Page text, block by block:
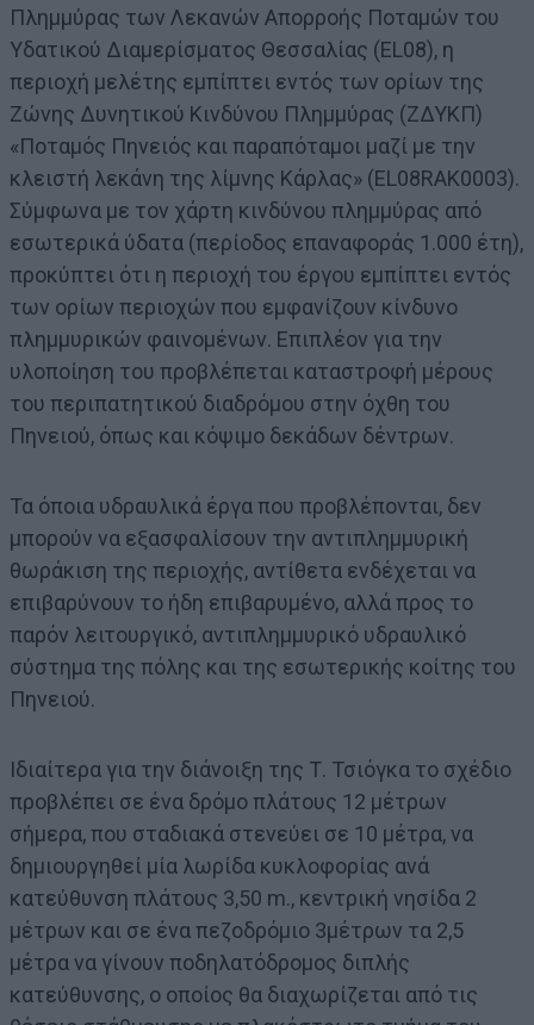
Πλημμύρας των Λεκανών Απορροής Ποταμών του
Υδατικού Διαμερίσματος Θεσσαλίας (EL08), η
περιοχή μελέτης εμπίπτει εντός των ορίων της
Ζώνης Δυνητικού Κινδύνου Πλημμύρας (ΖΔΥΚΠ)
«Ποταμός Πηνειός και παραπόταμοι μαζί με την
κλειστή λεκάνη της λίμνης Κάρλας» (EL08RAK0003).
Σύμφωνα με τον χάρτη κινδύνου πλημμύρας από
εσωτερικά ύδατα (περίοδος επαναφοράς 1.000 έτη),
προκύπτει ότι η περιοχή του έργου εμπίπτει εντός
των ορίων περιοχών που εμφανίζουν κίνδυνο
πλημμυρικών φαινομένων. Επιπλέον για την
υλοποίηση του προβλέπεται καταστροφή μέρους
του περιπατητικού διαδρόμου στην όχθη του
Πηνειού, όπως και κόψιμο δεκάδων δέντρων.
Τα όποια υδραυλικά έργα που προβλέπονται, δεν
μπορούν να εξασφαλίσουν την αντιπλημμυρική
θωράκιση της περιοχής, αντίθετα ενδέχεται να
επιβαρύνουν το ήδη επιβαρυμένο, αλλά προς το
παρόν λειτουργικό, αντιπλημμυρικό υδραυλικό
σύστημα της πόλης και της εσωτερικής κοίτης του
Πηνειού.
Ιδιαίτερα για την διάνοιξη της Τ. Τσιόγκα το σχέδιο
προβλέπει σε ένα δρόμο πλάτους 12 μέτρων
σήμερα, που σταδιακά στενεύει σε 10 μέτρα, να
δημιουργηθεί μία λωρίδα κυκλοφορίας ανά
κατεύθυνση πλάτους 3,50 m., κεντρική νησίδα 2
μέτρων και σε ένα πεζοδρόμιο 3μέτρων τα 2,5
μέτρα να γίνουν ποδηλατόδρομος διπλής
κατεύθυνσης, ο οποίος θα διαχωρίζεται από τις